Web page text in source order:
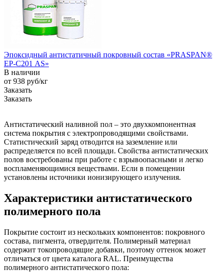
Эпоксидный антистатичный покровный состав «PRASPAN®
EP-С201 AS»
В наличии
от 938 руб/кг
Заказать
Заказать
Антистатический наливной пол – это двухкомпонентная
система покрытия с электропроводящими свойствами.
Статистический заряд отводится на заземление или
распределяется по всей площади. Свойства антистатических
полов востребованы при работе с взрывоопасными и легко
воспламеняющимися веществами. Если в помещении
установлены источники ионизирующего излучения.
Характеристики антистатического
полимерного пола
Покрытие состоит из нескольких компонентов: покровного
состава, пигмента, отвердителя. Полимерный материал
содержит токопроводящие добавки, поэтому оттенок может
отличаться от цвета каталога RAL. Преимущества
полимерного антистатического пола: